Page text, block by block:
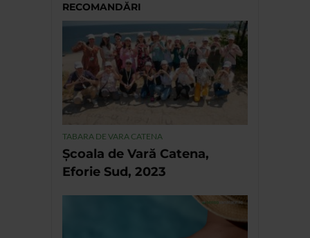
RECOMANDĂRI
TABARA DE VARA CATENA
Școala de Vară Catena,
Eforie Sud, 2023